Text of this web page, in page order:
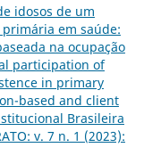
idosos de um
em saúde:
na ocupação
participation of
in primary
based and client
Brasileira
v. 7 n. 1 (2023):